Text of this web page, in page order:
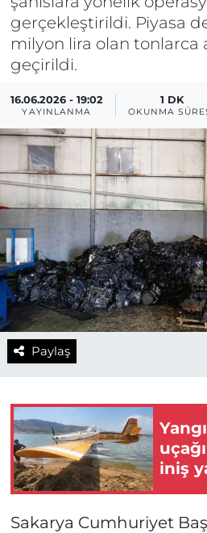
gerçekleştirildi. Piyasa
milyon lira olan tonlarca
geçirildi.
16.06.2026 - 19:02
YAYINLANMA
1 DK
OKUNMA
Paylaş
iniş
Sakarya Cumhuriyet